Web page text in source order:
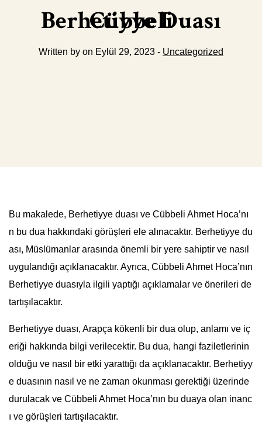
Berhetiyye Duası Cübbeli
Written by on Eylül 29, 2023 - Uncategorized
Bu makalede, Berhetiyye duası ve Cübbeli Ahmet Hoca’nı
n bu dua hakkındaki görüşleri ele alınacaktır. Berhetiyye du
ası, Müslümanlar arasında önemli bir yere sahiptir ve nasıl
uygulandığı açıklanacaktır. Ayrıca, Cübbeli Ahmet Hoca’nın
Berhetiyye duasıyla ilgili yaptığı açıklamalar ve önerileri de
tartışılacaktır.
Berhetiyye duası, Arapça kökenli bir dua olup, anlamı ve iç
eriği hakkında bilgi verilecektir. Bu dua, hangi faziletlerinin
olduğu ve nasıl bir etki yarattığı da açıklanacaktır. Berhetiyy
e duasının nasıl ve ne zaman okunması gerektiği üzerinde
durulacak ve Cübbeli Ahmet Hoca’nın bu duaya olan inanc
ı ve görüşleri tartışılacaktır.